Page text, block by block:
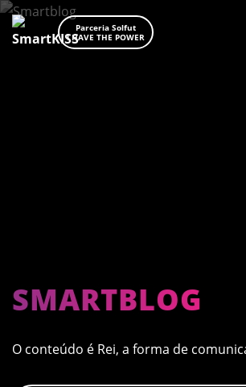
Parceria Solfut
I HAVE THE POWER
SMARTBLOG
O conteúdo é Rei, a forma de